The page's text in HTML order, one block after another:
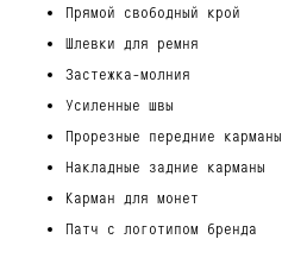
Прямой свободный крой
Шлевки для ремня
Застежка-молния
Усиленные швы
Прорезные передние карманы
Накладные задние карманы
Карман для монет
Патч с логотипом бренда